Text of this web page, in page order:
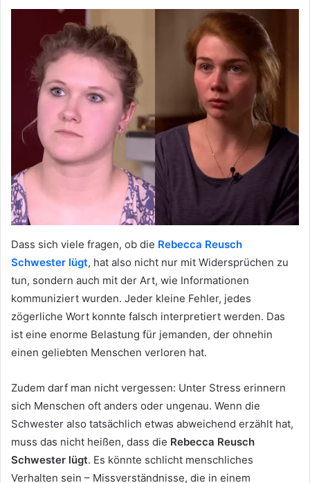
Dass sich viele fragen, ob die Rebecca Reusch
Schwester lügt, hat also nicht nur mit Widersprüchen zu
tun, sondern auch mit der Art, wie Informationen
kommuniziert wurden. Jeder kleine Fehler, jedes
zögerliche Wort konnte falsch interpretiert werden. Das
ist eine enorme Belastung für jemanden, der ohnehin
einen geliebten Menschen verloren hat.
Zudem darf man nicht vergessen: Unter Stress erinnern
sich Menschen oft anders oder ungenau. Wenn die
Schwester also tatsächlich etwas abweichend erzählt hat,
muss das nicht heißen, dass die Rebecca Reusch
Schwester lügt. Es könnte schlicht menschliches
Verhalten sein – Missverständnisse, die in einem